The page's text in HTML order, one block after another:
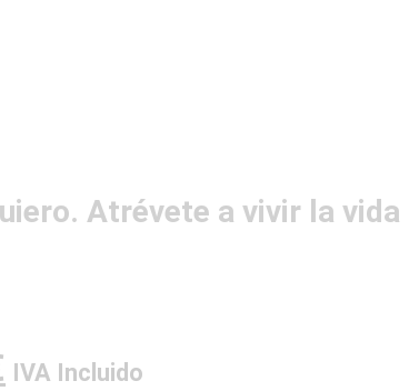
Atrévete a vivir la vida
IVA Incluido